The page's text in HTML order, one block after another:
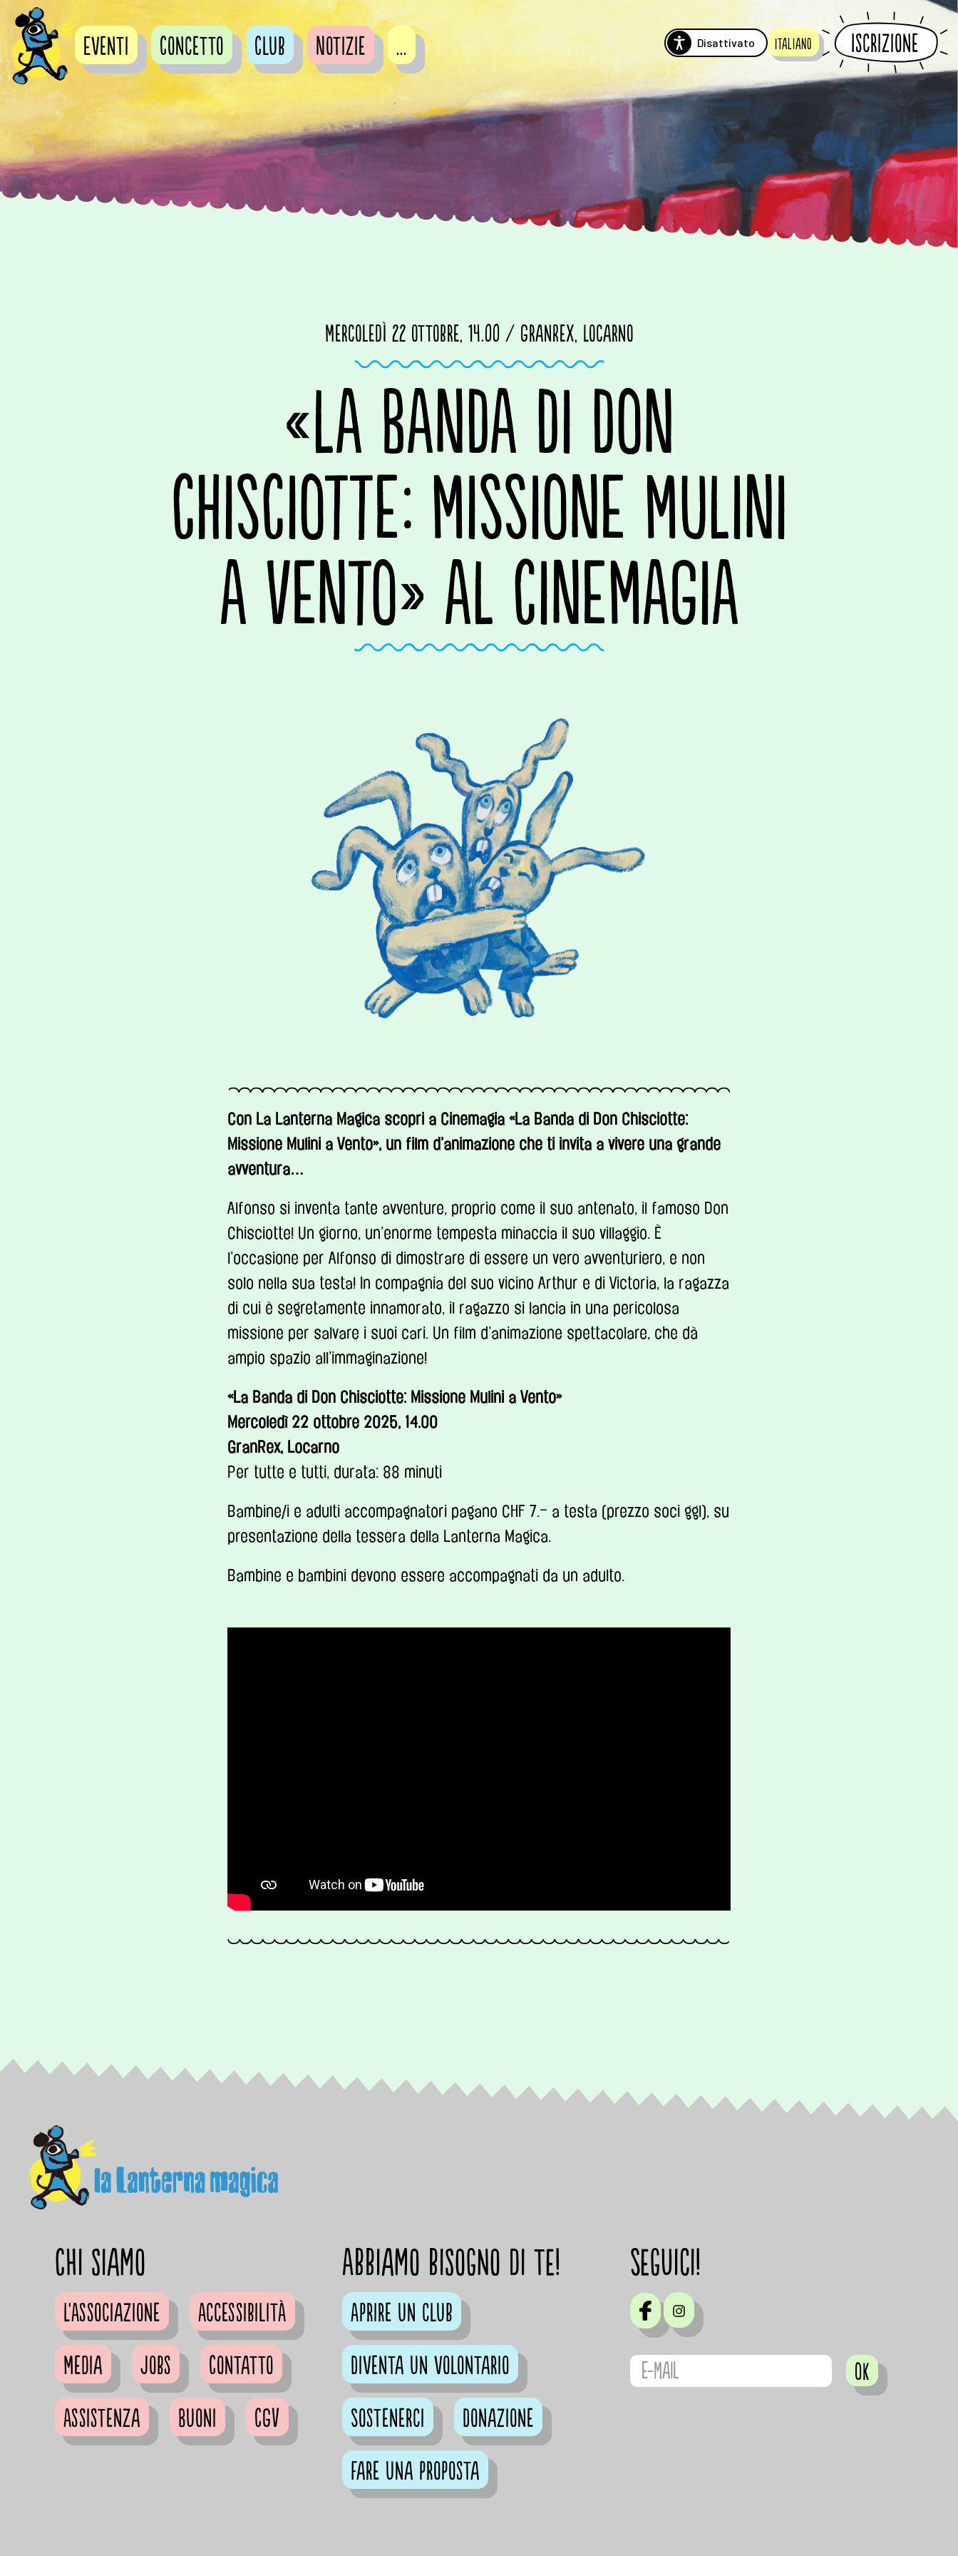
Disattivato Italiano Iscrizione
Eventi Concetto Club Notizie ...
Mercoledì 22 ottobre, 14.00 / GranRex, Locarno
«LA BANDA DI DON
CHISCIOTTE: MISSIONE MULINI
A VENTO» AL CINEMAGIA
Con La Lanterna Magica scopri a Cinemagia «La Banda di Don Chisciotte:
Missione Mulini a Vento», un film d’animazione che ti invita a vivere una grande
avventura…
Alfonso si inventa tante avventure, proprio come il suo antenato, il famoso Don
Chisciotte! Un giorno, un’enorme tempesta minaccia il suo villaggio. È
l’occasione per Alfonso di dimostrare di essere un vero avventuriero, e non
solo nella sua testa! In compagnia del suo vicino Arthur e di Victoria, la ragazza
di cui è segretamente innamorato, il ragazzo si lancia in una pericolosa
missione per salvare i suoi cari. Un film d’animazione spettacolare, che dà
ampio spazio all’immaginazione!
«La Banda di Don Chisciotte: Missione Mulini a Vento»
Mercoledì 22 ottobre 2025, 14.00
GranRex, Locarno
Per tutte e tutti, durata: 88 minuti
Bambine/i e adulti accompagnatori pagano CHF 7.– a testa (prezzo soci ggl), su
presentazione della tessera della Lanterna Magica.
Bambine e bambini devono essere accompagnati da un adulto.
Chi siamo
L'Associazione
Accessibilità
Media
Jobs
Contatto
Assistenza
Buoni CGV
Abbiamo bisogno di te!
Aprire un club
Diventa un volontario
Sostenerci
Donazione
Fare una proposta
Seguici!
OK